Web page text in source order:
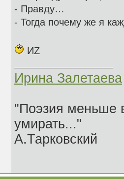
- Правду…
- Тогда почему же я
ИZ
Ирина Залетаева
"Поэзия меньше
умирать..."
А.Тарковский